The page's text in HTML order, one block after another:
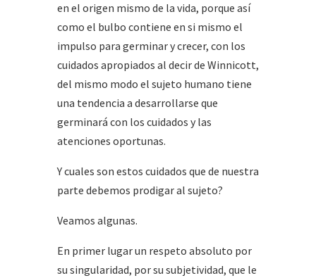
en el origen mismo de la vida, porque así
como el bulbo contiene en si mismo el
impulso para germinar y crecer, con los
cuidados apropiados al decir de Winnicott,
del mismo modo el sujeto humano tiene
una tendencia a desarrollarse que
germinará con los cuidados y las
atenciones oportunas.
Y cuales son estos cuidados que de nuestra
parte debemos prodigar al sujeto?
Veamos algunas.
En primer lugar un respeto absoluto por
su singularidad, por su subjetividad, que le